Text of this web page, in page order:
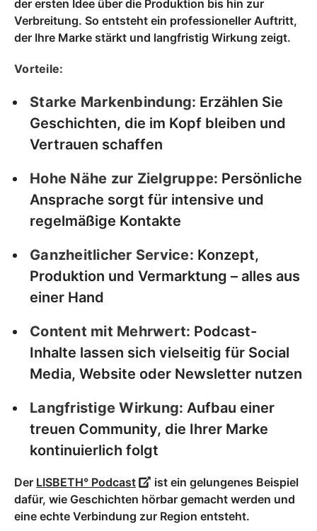
der ersten Idee über die Produktion bis hin zur
Verbreitung. So entsteht ein professioneller Auftritt,
der Ihre Marke stärkt und langfristig Wirkung zeigt.
Vorteile:
Starke Markenbindung: Erzählen Sie
Geschichten, die im Kopf bleiben und
Vertrauen schaffen
Hohe Nähe zur Zielgruppe: Persönliche
Ansprache sorgt für intensive und
regelmäßige Kontakte
Ganzheitlicher Service: Konzept,
Produktion und Vermarktung – alles aus
einer Hand
Content mit Mehrwert: Podcast-
Inhalte lassen sich vielseitig für Social
Media, Website oder Newsletter nutzen
Langfristige Wirkung: Aufbau einer
treuen Community, die Ihrer Marke
kontinuierlich folgt
Der LISBETH° Podcast
ist ein gelungenes Beispiel
dafür, wie Geschichten hörbar gemacht werden und
eine echte Verbindung zur Region entsteht.